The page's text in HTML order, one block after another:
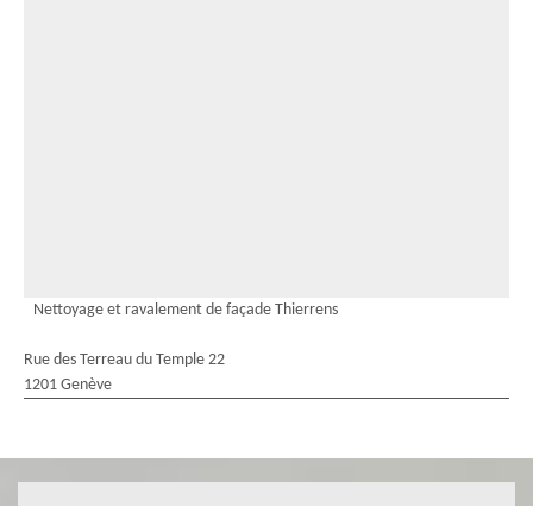
Nettoyage et ravalement de façade Thierrens
Rue des Terreau du Temple 22
1201 Genève